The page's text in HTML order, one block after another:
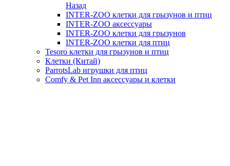
Назад
INTER-ZOO клетки для грызунов и птиц
INTER-ZOO аксессуары
INTER-ZOO клетки для грызунов
INTER-ZOO клетки для птиц
Tesoro клетки для грызунов и птиц
Клетки (Китай)
ParrotsLab игрушки для птиц
Comfy & Pet Inn аксессуары и клетки